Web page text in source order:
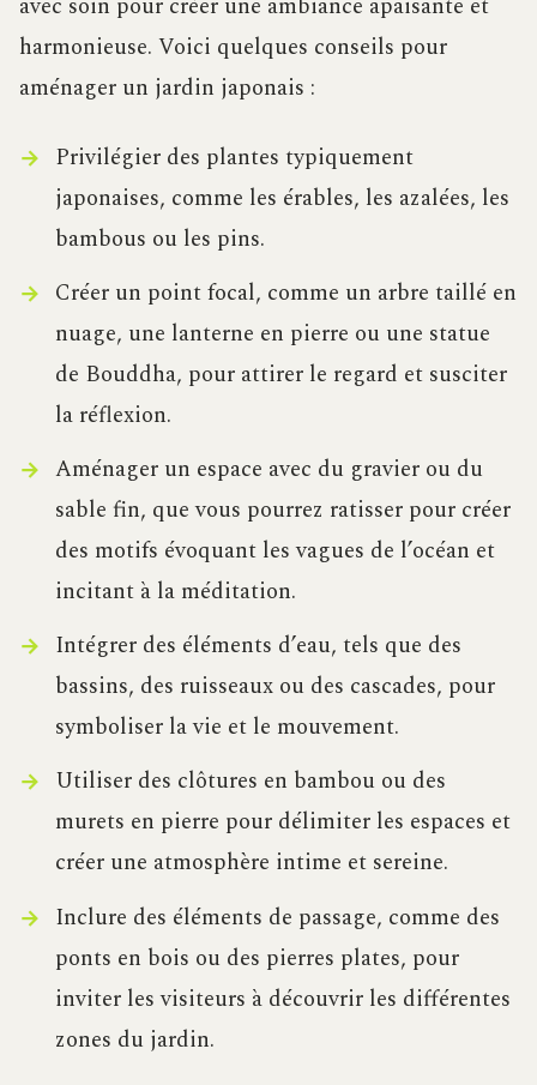
harmonieuse. Voici quelques conseils pour
aménager un jardin japonais :
Privilégier des plantes typiquement
japonaises, comme les érables, les azalées, les
bambous ou les pins.
Créer un point focal, comme un arbre taillé en
nuage, une lanterne en pierre ou une statue
de Bouddha, pour attirer le regard et susciter
la réflexion.
Aménager un espace avec du gravier ou du
sable fin, que vous pourrez ratisser pour créer
des motifs évoquant les vagues de l’océan et
incitant à la méditation.
Intégrer des éléments d’eau, tels que des
bassins, des ruisseaux ou des cascades, pour
symboliser la vie et le mouvement.
Utiliser des clôtures en bambou ou des
murets en pierre pour délimiter les espaces et
créer une atmosphère intime et sereine.
Inclure des éléments de passage, comme des
ponts en bois ou des pierres plates, pour
inviter les visiteurs à découvrir les différentes
zones du jardin.